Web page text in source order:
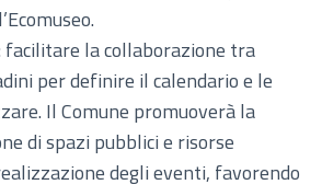
facilitare la collaborazione tra
per definire il calendario e le
Il Comune promuoverà la
di spazi pubblici e risorse
degli eventi, favorendo